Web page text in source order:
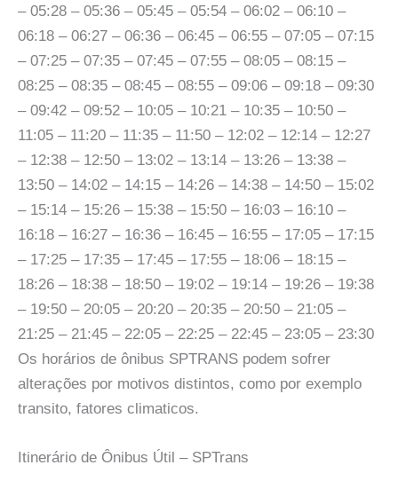
– 05:28 – 05:36 – 05:45 – 05:54 – 06:02 – 06:10 –
06:18 – 06:27 – 06:36 – 06:45 – 06:55 – 07:05 – 07:15
– 07:25 – 07:35 – 07:45 – 07:55 – 08:05 – 08:15 –
08:25 – 08:35 – 08:45 – 08:55 – 09:06 – 09:18 – 09:30
– 09:42 – 09:52 – 10:05 – 10:21 – 10:35 – 10:50 –
11:05 – 11:20 – 11:35 – 11:50 – 12:02 – 12:14 – 12:27
– 12:38 – 12:50 – 13:02 – 13:14 – 13:26 – 13:38 –
13:50 – 14:02 – 14:15 – 14:26 – 14:38 – 14:50 – 15:02
– 15:14 – 15:26 – 15:38 – 15:50 – 16:03 – 16:10 –
16:18 – 16:27 – 16:36 – 16:45 – 16:55 – 17:05 – 17:15
– 17:25 – 17:35 – 17:45 – 17:55 – 18:06 – 18:15 –
18:26 – 18:38 – 18:50 – 19:02 – 19:14 – 19:26 – 19:38
– 19:50 – 20:05 – 20:20 – 20:35 – 20:50 – 21:05 –
21:25 – 21:45 – 22:05 – 22:25 – 22:45 – 23:05 – 23:30
Os horários de ônibus SPTRANS podem sofrer
alterações por motivos distintos, como por exemplo
transito, fatores climaticos.
Itinerário de Ônibus Útil – SPTrans